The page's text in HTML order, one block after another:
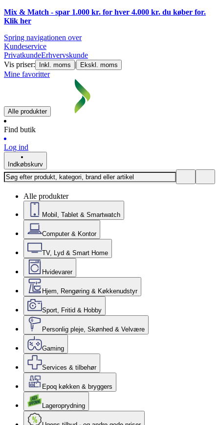
Mix & Match - spar 1.000 kr. for hver 4.000 kr. du køber for.
Klik her
Spring navigationen over
Kundeservice
PrivatkundeErhvervskunde
Vis priser:
Inkl. moms | Ekskl. moms
Mine favoritter
Alle produkter
Find butik
Log ind
Indkøbskurv
Alle produkter
Mobil, Tablet & Smartwatch
Computer & Kontor
TV, Lyd & Smart Home
Hvidevarer
Hjem, Rengøring & Køkkenudstyr
Sport, Fritid & Hobby
Personlig pleje, Skønhed & Velvære
Gaming
Services & tilbehør
Epoq køkken & bryggers
Lageroprydning